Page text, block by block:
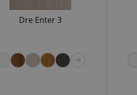
Dre Enter 3
+8